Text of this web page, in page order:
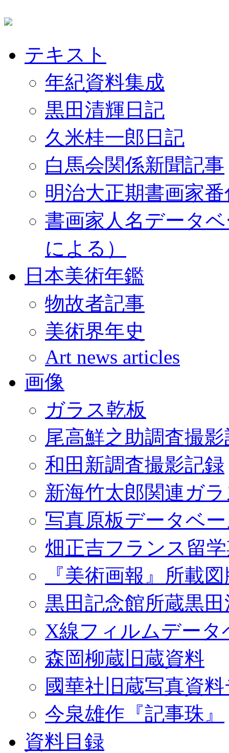
テキスト
年紀資料集成
黒田清輝日記
久米桂一郎日記
白馬会関係新聞記事
明治大正期書画家
書画家人名データ
による）
日本美術年鑑
物故者記事
美術界年史
Art news articles
画像
ガラス乾板
尾高鮮之助調査撮
和田新調査撮影記録
新海竹太郎関連ガ
写真原板データベ
畑正吉フランス留
『美術画報』所載
黒田記念館所蔵黒
X線フィルムデータ
森岡柳蔵旧蔵資料
國華社旧蔵写真資
今泉雄作『記事珠』
資料目録